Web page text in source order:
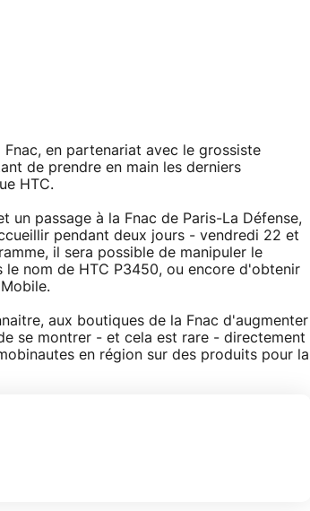
en partenariat avec le grossiste
de prendre en main les derniers
HTC.
un passage à la Fnac de Paris-La Défense,
pendant deux jours - vendredi 22 et
il sera possible de manipuler le
le nom de HTC P3450, ou encore d'obtenir
aux boutiques de la Fnac d'augmenter
se montrer - et cela est rare - directement
en région sur des produits pour la